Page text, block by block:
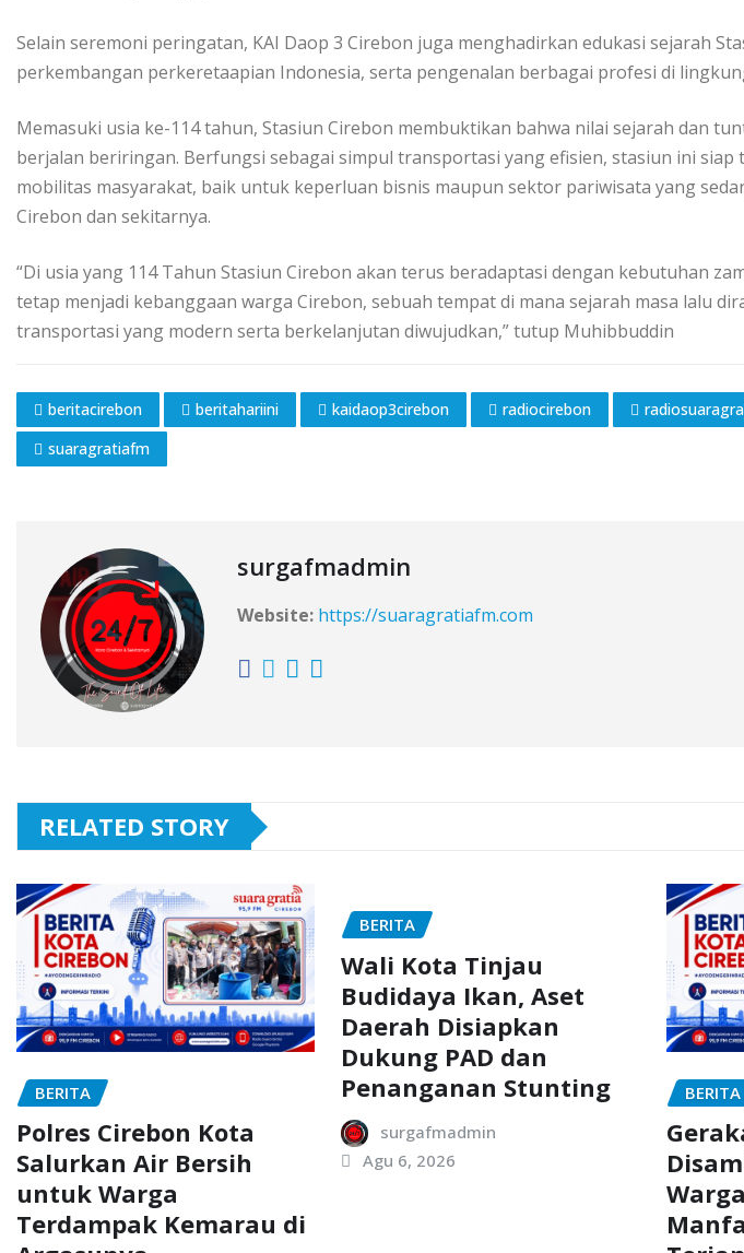
Selain seremoni peringatan, KAI Daop 3 Cirebon juga menghadirkan edukasi sejarah
perkembangan perkeretaapian Indonesia, serta pengenalan berbagai profesi di
Memasuki usia ke-114 tahun, Stasiun Cirebon membuktikan bahwa nilai sejarah dan
berjalan beriringan. Berfungsi sebagai simpul transportasi yang efisien, stasiun ini siap
mobilitas masyarakat, baik untuk keperluan bisnis maupun sektor pariwisata yang
Cirebon dan sekitarnya.
“Di usia yang 114 Tahun Stasiun Cirebon akan terus beradaptasi dengan kebutuhan
tetap menjadi kebanggaan warga Cirebon, sebuah tempat di mana sejarah masa lalu
transportasi yang modern serta berkelanjutan diwujudkan,” tutup Muhibbuddin
beritacirebon beritahariini kaidaop3cirebon radiocirebon
suaragratiafm
surgafmadmin
Website: https://suaragratiafm.com
RELATED STORY
BERITA
Polres Cirebon Kota
Salurkan Air Bersih
untuk Warga
Terdampak Kemarau di
BERITA
Wali Kota Tinjau
Budidaya Ikan, Aset
Daerah Disiapkan
Dukung PAD dan
Penanganan Stunting
surgafmadmin
Agu 6, 2026
BERITA